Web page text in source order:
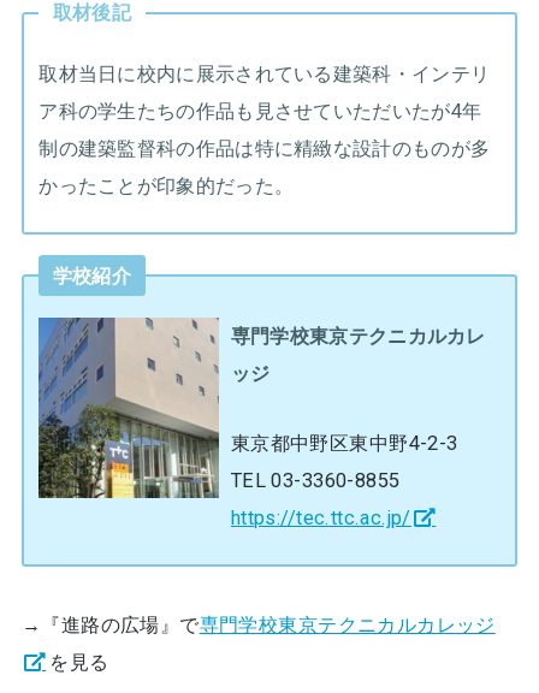
取材後記
取材当日に校内に展示されている建築科・インテリ
ア科の学生たちの作品も見させていただいたが4年
制の建築監督科の作品は特に精緻な設計のものが多
かったことが印象的だった。
学校紹介
専門学校東京テクニカルカレ
ッジ
東京都中野区東中野4-2-3
TEL 03-3360-8855
https://tec.ttc.ac.jp/
→『進路の広場』で専門学校東京テクニカルカレッジ
を見る